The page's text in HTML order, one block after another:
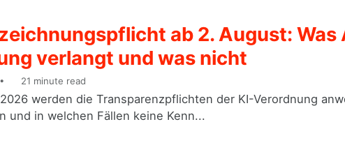
ab 2. August: Was
verlangt und was nicht
21 minute read
werden die Transparenzpflichten der KI-Verordnung
und in welchen Fällen keine Kenn...